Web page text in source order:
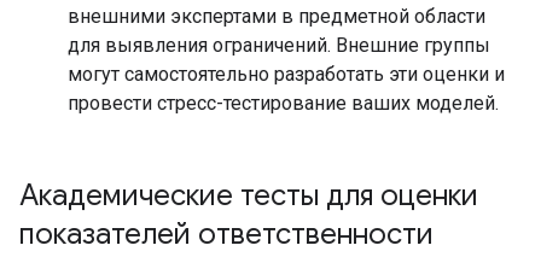
внешними экспертами в предметной области
для выявления ограничений. Внешние группы
могут самостоятельно разработать эти оценки и
провести стресс-тестирование ваших моделей.
Академические тесты для оценки
показателей ответственности